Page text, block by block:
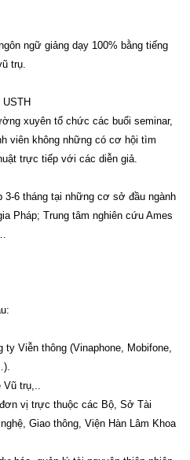
ngữ giảng dạy 100% bằng tiếng
trụ.
USTH
xuyên tổ chức các buổi seminar,
viên không những có cơ hội tìm
trực tiếp với các diễn giả.
6 tháng tại những cơ sở đầu ngành
Pháp; Trung tâm nghiên cứu Ames
Viễn thông (Vinaphone, Mobifone,
Vũ trụ,..
vị trực thuộc các Bộ, Sở Tài
Giao thông, Viện Hàn Lâm Khoa